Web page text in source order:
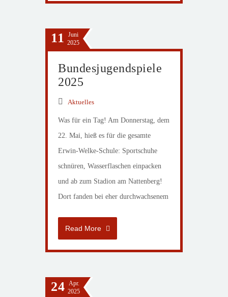
11
Juni
2025
Bundesjugendspiele
2025
Aktuelles
Was für ein Tag! Am Donnerstag, dem
22. Mai, hieß es für die gesamte
Erwin-Welke-Schule: Sportschuhe
schnüren, Wasserflaschen einpacken
und ab zum Stadion am Nattenberg!
Dort fanden bei eher durchwachsenem
Read More
24 Apr.
2025